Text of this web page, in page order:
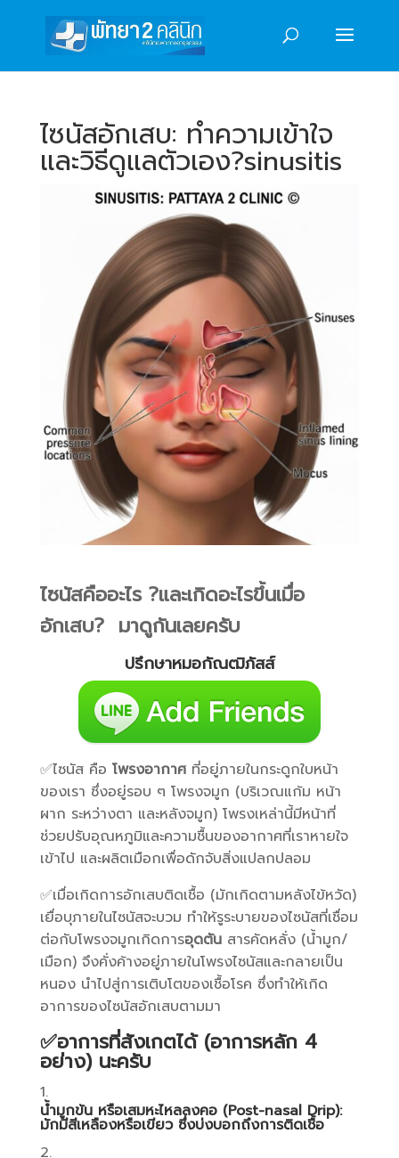
ไซนัสอักเสบ: ทำความเข้าใจ
และวิธีดูแลตัวเอง?sinusitis
ไซนัสคืออะไร ?และเกิดอะไรขึ้นเมื่อ
อักเสบ? มาดูกันเลยครับ
ปรึกษาหมอกัณฒิภัสส์
✅ไซนัส คือ โพรงอากาศที่อยู่ภายในกระดูกใบหน้า
ของเรา ซึ่งอยู่รอบ ๆ โพรงจมูก (บริเวณแก้ม หน้า
ผาก ระหว่างตา และหลังจมูก) โพรงเหล่านี้มีหน้าที่
ช่วยปรับอุณหภูมิและความชื้นของอากาศที่เราหายใจ
เข้าไป และผลิตเมือกเพื่อดักจับสิ่งแปลกปลอม
✅เมื่อเกิดการอักเสบติดเชื้อ (มักเกิดตามหลังไข้หวัด)
เยื่อบุภายในไซนัสจะบวม ทำให้รูระบายของไซนัสที่เชื่อม
ต่อกับโพรงจมูกเกิดการอุดตันสารคัดหลั่ง (น้ำมูก/
เมือก) จึงคั่งค้างอยู่ภายในโพรงไซนัสและกลายเป็น
หนอง นำไปสู่การเติบโตของเชื้อโรค ซึ่งทำให้เกิด
อาการของไซนัสอักเสบตามมา
✅อาการที่สังเกตได้ (อาการหลัก 4
อย่าง) นะครับ
น้ำมูกข้น หรือเสมหะไหลลงคอ (Post-nasal Drip):
มักมีสีเหลืองหรือเขียว ซึ่งบ่งบอกถึงการติดเชื้อ